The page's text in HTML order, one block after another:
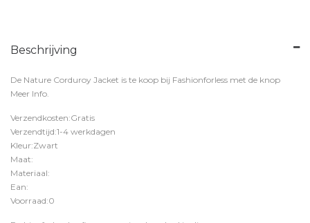
Beschrijving
De Nature Corduroy Jacket is te koop bij Fashionforless met de knop
Meer Info.
Verzendkosten:Gratis
Verzendtijd:1-4 werkdagen
Kleur:Zwart
Maat:
Materiaal:
Ean:
Voorraad:0